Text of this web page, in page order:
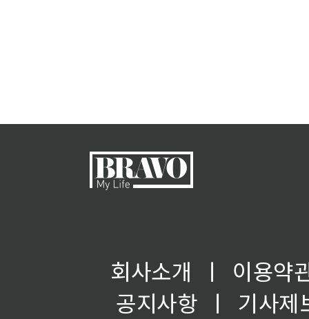
회사소개 ㅣ
이용약
공지사항
ㅣ
기사제